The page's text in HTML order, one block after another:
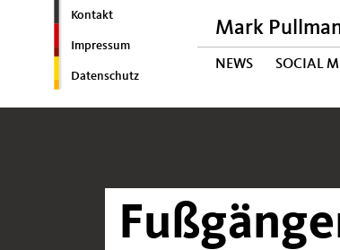
Kontakt
Impressum
Datenschutz
Mark
NEWS SOCIAL